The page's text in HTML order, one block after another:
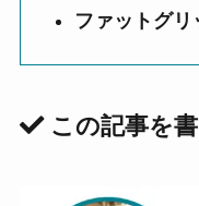
ファットグ
この記事を